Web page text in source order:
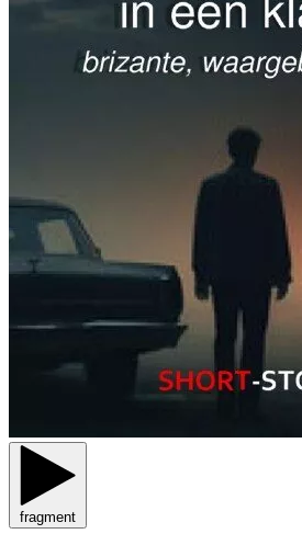
fragment